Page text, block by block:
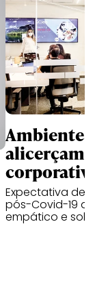
Ambientes
alicerçam
Expectativa de
pós-Covid-19
empático e